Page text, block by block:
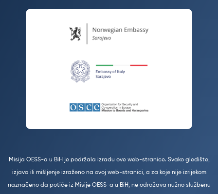
Misija OESS-a u BiH je podržala izradu ove web-stranice. Svako gledište,
izjava ili mišljenje izraženo na ovoj web-stranici, a za koje nije izrijekom
naznačeno da potiče iz Misije OESS-a u BiH, ne odražava nužno službenu